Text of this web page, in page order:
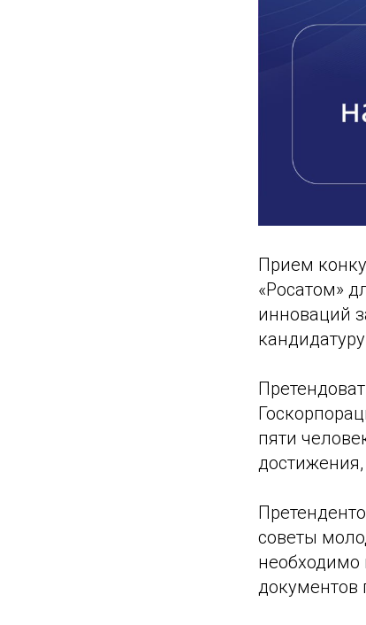
Прием
«Росатом»
инноваций
пяти
советы
необходимо
документов